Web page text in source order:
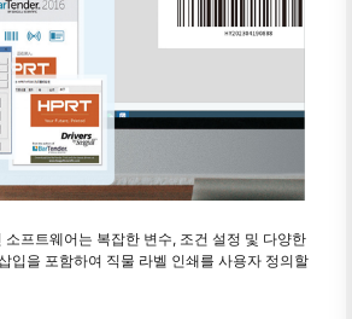
소프트웨어는 복잡한 변수, 조건 설정 및 다양한
입을 포함하여 직물 라벨 인쇄를 사용자 정의할